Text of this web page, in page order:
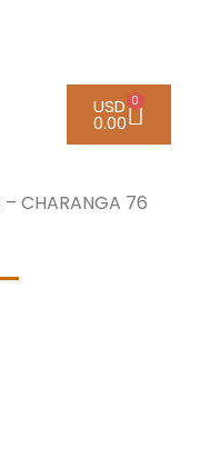
USD
0.00
0
CHARANGA 76